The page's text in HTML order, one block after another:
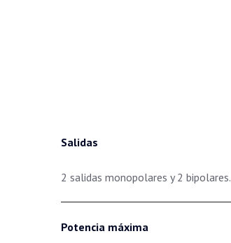
Salidas
2 salidas monopolares y 2 bipolares.
Potencia máxima